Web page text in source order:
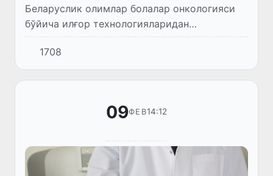
Беларуслик олимлар болалар онкологияси
бўйича илғор технологияларидан
фойдаланишмоқда. Гап шундаки, улар
болалар онкологияси бўйича илғор усулни
ишлаб чиқишди, деб хабар беради mir...
1708
09ФЕВ14:12